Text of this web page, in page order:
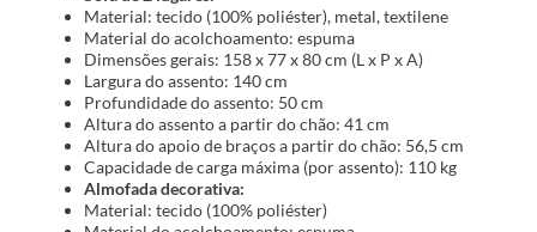
Material: tecido (100% poliéster), metal, textilene
Material do acolchoamento: espuma
Dimensões gerais: 158 x 77 x 80 cm (L x P x A)
Largura do assento: 140 cm
Profundidade do assento: 50 cm
Altura do assento a partir do chão: 41 cm
Altura do apoio de braços a partir do chão: 56,5 cm
Capacidade de carga máxima (por assento): 110 kg
Almofada decorativa:
Material: tecido (100% poliéster)